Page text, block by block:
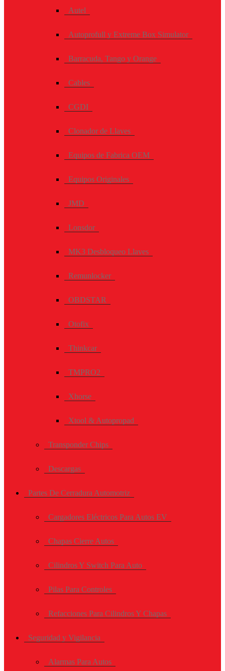
Autel
Autoprofull y Extreme Box Simulator
Barracuda, Tango y Orange
Cables
CGDI
Clonador de Llaves
Equipos de Fabrica OEM
Equipos Originales
JMD
Lonsdor
MK3 Desbloqueo Llaves
Remunlocker
OBDSTAR
Otofix
Thinkcar
TMPRO2
Xhorse
Xtool & Autopropad
Transponder Chips
Descargas
Partes De Cerradura Automotriz
Cargadores Eléctricos Para Autos EV
Chapas Cierre Autos
Cilindros Y Switch Para Auto
Pilas Para Controles
Refacciones Para Cilindros Y Chapas
Seguridad y Vigilancia
Alarmas Para Autos